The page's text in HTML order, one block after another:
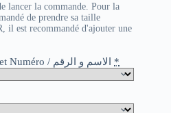
lancer la commande. Pour la
de prendre sa taille
il est recommandé d'ajouter une
Personnalisation Flocage: Nom et Numéro / الاسم و الرقم *